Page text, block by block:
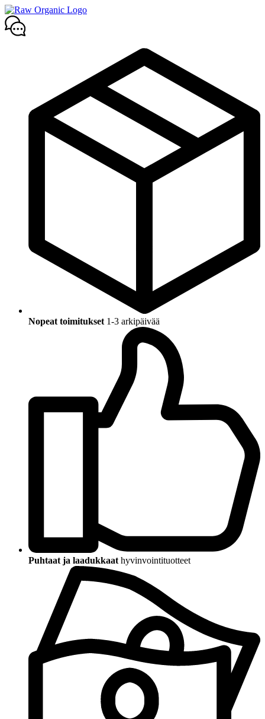
Mene
sisältöön
Nopeat toimitukset 1-3 arkipäivää
Puhtaat ja laadukkaat hyvinvointituotteet